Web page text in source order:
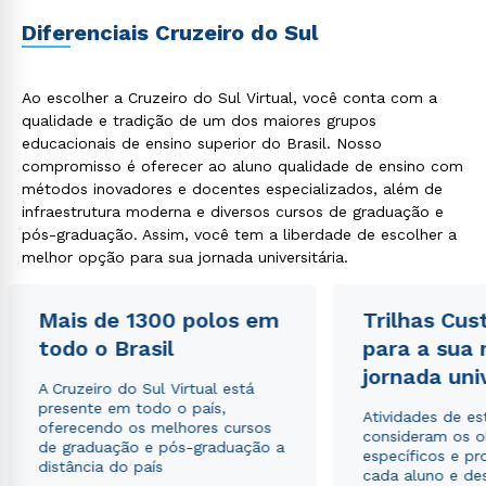
Diferenciais Cruzeiro do Sul
Ao escolher a Cruzeiro do Sul Virtual, você conta com a
qualidade e tradição de um dos maiores grupos
educacionais de ensino superior do Brasil. Nosso
compromisso é oferecer ao aluno qualidade de ensino com
métodos inovadores e docentes especializados, além de
infraestrutura moderna e diversos cursos de graduação e
pós-graduação. Assim, você tem a liberdade de escolher a
melhor opção para sua jornada universitária.
Mais de 1300 polos em
todo o Brasil
A Cruzeiro do Sul Virtual está
presente em todo o país,
oferecendo os melhores cursos
de graduação e pós-graduação a
distância do país
Trilhas
para a sua
jornada
Atividades de
consideram os
específicos e
cada aluno e
Rápido e fácil
WhatsApp
ou
Estou de acordo com a
autorizo que meus dados sejam utilizados para o